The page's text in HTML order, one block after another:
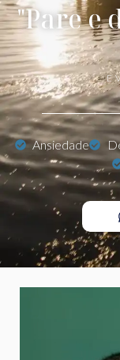
"Pare e
Ansiedade